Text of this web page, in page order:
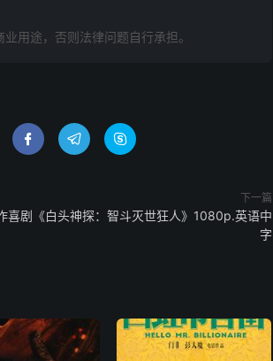
用途，否则法律问题自行承担。
  
下一篇
喜剧《白头神探：智斗灭世狂人》1080p.英语中
字